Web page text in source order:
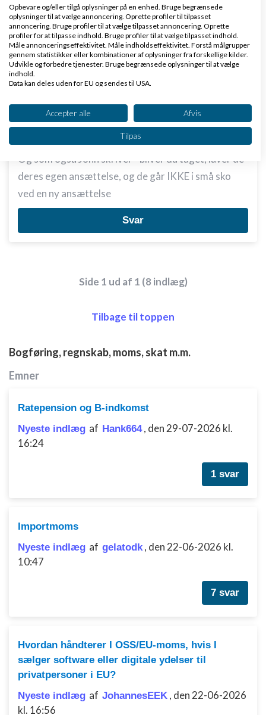
Gennemsnit5,0stjerner givet af1
person
Jeg vil erklære mig enig med John.
IKKE kan ændre i historikken og lige slette et
fakturanummer uden det kan spores.
Og som også John skriver - bliver du taget, laver de
deres egen ansættelse, og de går IKKE i små sko
ved en ny ansættelse
Svar
Side 1 ud af 1 (8 indlæg)
Tilbage til toppen
Bogføring, regnskab, moms, skat m.m.
Emner
Ratepension og B-indkomst
Nyeste indlæg af Hank664 , den 29-07-2026 kl.
16:24
1 svar
Importmoms
Nyeste indlæg af gelatodk , den 22-06-2026 kl.
10:47
7 svar
Hvordan håndterer I OSS/EU-moms, hvis I
sælger software eller digitale ydelser til
privatpersoner i EU?
Nyeste indlæg af JohannesEEK , den 22-06-2026
kl. 16:56
Opbevare og/eller tilgå oplysninger på en enhed. Bruge begrænsede
oplysninger til at vælge annoncering. Oprette profiler til tilpasset
annoncering. Bruge profiler til at vælge tilpasset annoncering. Oprette
profiler for at tilpasse indhold. Bruge profiler til at vælge tilpasset indhold.
Måle annonceringseffektivitet. Måle indholdseffektivitet. Forstå målgrupper
gennem statistikker eller kombinationer af oplysninger fra forskellige kilder.
Udvikle og forbedre tjenester. Bruge begrænsede oplysninger til at vælge
indhold.
Data kan deles uden for EU og sendes til USA.
Se partnerliste (2 IAB-leverandører)
Vi bruger dine data til følgende formål:
IAB's behandlingsformål:
Opbevare og/eller tilgå oplysninger på en
enhed
Bruge begrænsede oplysninger til at vælge
annoncering
Oprette profiler for at tilpasse indhold
Bruge profiler til at vælge tilpasset indhold
kilder
Udvikle og forbedre tjenester
anmodede oplysninger
Annoncering / marketing
Accepter alle Afvis
Tilpas